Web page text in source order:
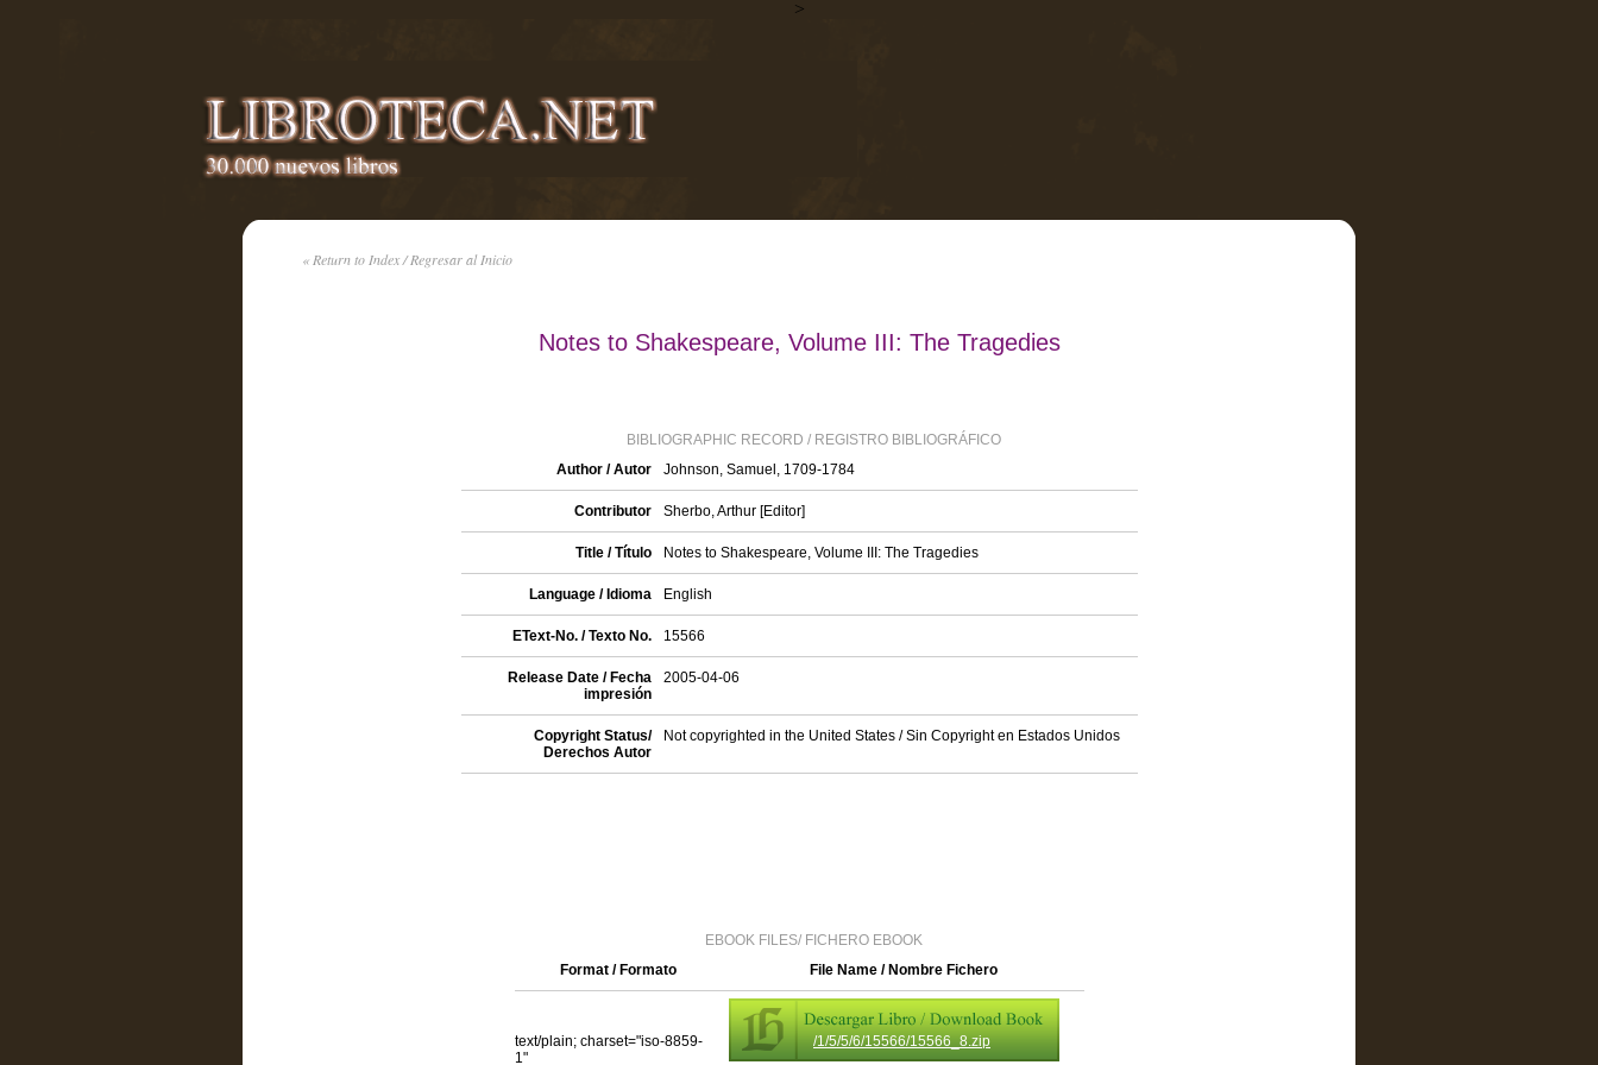
>
« Return to Index / Regresar al Inicio
Notes to Shakespeare, Volume III: The Tragedies
BIBLIOGRAPHIC RECORD / REGISTRO BIBLIOGRÁFICO
Author / Autor
Johnson, Samuel, 1709-1784
Contributor Sherbo, Arthur [Editor]
Title / Título Notes to Shakespeare, Volume III: The Tragedies
Language / Idioma English
EText-No. / Texto No. 15566
Release Date / Fecha
impresión
2005-04-06
Copyright Status/
Derechos Autor
Not copyrighted in the United States / Sin Copyright en Estados Unidos
EBOOK FILES/ FICHERO EBOOK
Format / Formato
File Name / Nombre Fichero
text/plain; charset="iso-8859-
1"
/1/5/5/6/15566/15566_8.zip